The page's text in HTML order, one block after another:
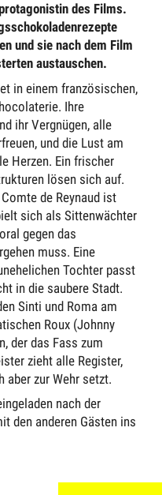
des Films.
und sie nach dem Film
austauschen.
in einem französischen,
Ihre
ihr Vergnügen, alle
und die Lust am
Herzen. Ein frischer
lösen sich auf.
de Reynaud ist
sich als Sittenwächter
gegen das
muss. Eine
Tochter passt
in die saubere Stadt.
Sinti und Roma am
Roux (Johnny
der das Fass zum
zieht alle Register,
aber zur Wehr setzt.
nach der
den anderen Gästen ins